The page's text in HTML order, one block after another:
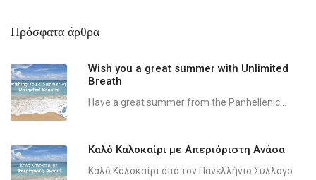
Πρόσφατα άρθρα
Wish you a great summer with Unlimited
Breath
Have a great summer from the Panhellenic...
Καλό Καλοκαίρι με Απεριόριστη Ανάσα
Καλό Καλοκαίρι από τον Πανελλήνιο Σύλλογο